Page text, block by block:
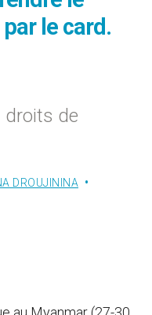
le card.
droits de
DROUJININA